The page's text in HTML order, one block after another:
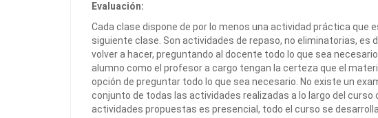
Evaluación:
Cada clase dispone de por lo menos una actividad práctica que
siguiente clase. Son actividades de repaso, no eliminatorias, es
volver a hacer, preguntando al docente todo lo que sea
alumno como el profesor a cargo tengan la certeza que el
opción de preguntar todo lo que sea necesario. No existe un
conjunto de todas las actividades realizadas a lo largo del
actividades propuestas es presencial, todo el curso se